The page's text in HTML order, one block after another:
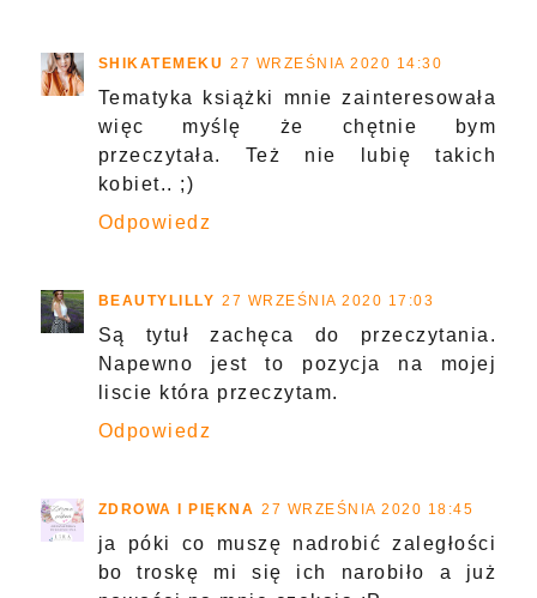
SHIKATEMEKU 27 WRZEŚNIA 2020 14:30
Tematyka książki mnie zainteresowała
więc myślę że chętnie bym
przeczytała. Też nie lubię takich
kobiet.. ;)
Odpowiedz
BEAUTYLILLY 27 WRZEŚNIA 2020 17:03
Są tytuł zachęca do przeczytania.
Napewno jest to pozycja na mojej
liscie która przeczytam.
Odpowiedz
ZDROWA I PIĘKNA 27 WRZEŚNIA 2020 18:45
ja póki co muszę nadrobić zaległości
bo troskę mi się ich narobiło a już